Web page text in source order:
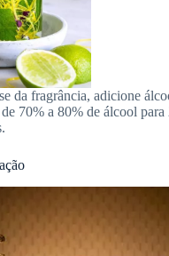
da fragrância, adicione
70% a 80% de álcool